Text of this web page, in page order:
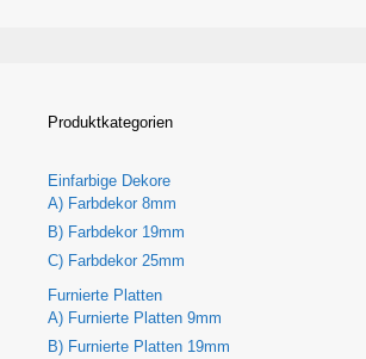
Produktkategorien
Einfarbige Dekore
A) Farbdekor 8mm
B) Farbdekor 19mm
C) Farbdekor 25mm
Furnierte Platten
A) Furnierte Platten 9mm
B) Furnierte Platten 19mm